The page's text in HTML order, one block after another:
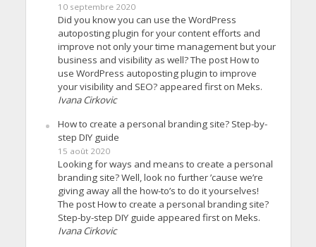
10 septembre 2020
Did you know you can use the WordPress
autoposting plugin for your content efforts and
improve not only your time management but your
business and visibility as well? The post How to
use WordPress autoposting plugin to improve
your visibility and SEO? appeared first on Meks.
Ivana Cirkovic
How to create a personal branding site? Step-by-
step DIY guide
15 août 2020
Looking for ways and means to create a personal
branding site? Well, look no further ’cause we’re
giving away all the how-to’s to do it yourselves!
The post How to create a personal branding site?
Step-by-step DIY guide appeared first on Meks.
Ivana Cirkovic